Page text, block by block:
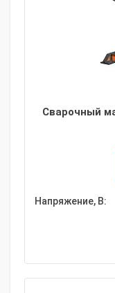
Сварочный
Напряжение, В: